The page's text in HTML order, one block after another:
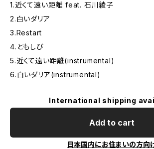
1.近くて遠い距離 feat. 石川綾子
2.白いダリア
3.Restart
4.ともしび
5.近くて遠い距離(instrumental)
6.白いダリア(instrumental)
International shipping
Add to cart
日本国内にお住まいの方向